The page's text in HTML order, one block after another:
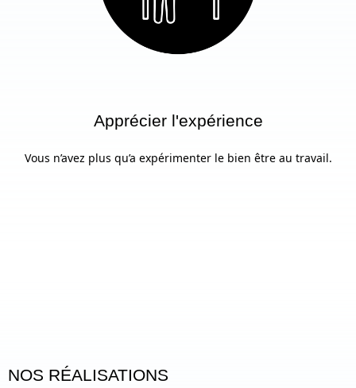
Apprécier l'expérience
Vous n’avez plus qu’a expérimenter le bien être au travail.
NOS RÉALISATIONS